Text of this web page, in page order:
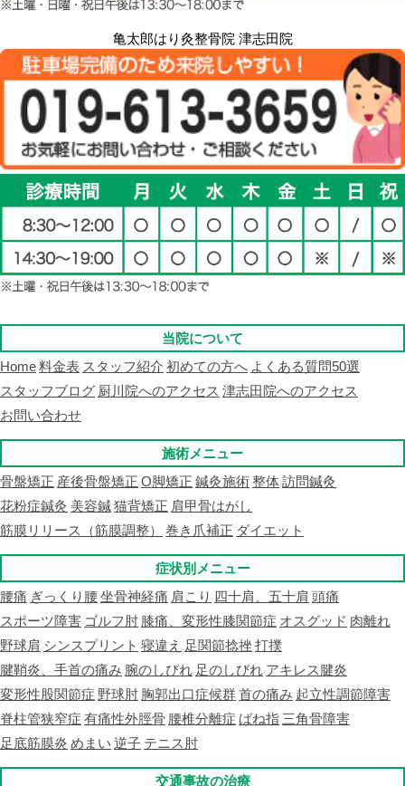
亀太郎はり灸整骨院 津志田院
当院について
Home料金表 スタッフ紹介 初めての方へ よくある質問50選
スタッフブログ 厨川院へのアクセス 津志田院へのアクセス
お問い合わせ
施術メニュー
骨盤矯正 産後骨盤矯正 O脚矯正 鍼灸施術整体訪問鍼灸
花粉症鍼灸 美容鍼猫背矯正 肩甲骨はがし
筋膜リリース（筋膜調整）
巻き爪補正 ダイエット
症状別メニュー
腰痛 ぎっくり腰坐骨神経痛 肩こり 四十肩、五十肩 頭痛
スポーツ障害 ゴルフ肘 膝痛、変形性膝関節症 オスグッド 肉離れ
野球肩 シンスプリント 寝違え 足関節捻挫打撲
腱鞘炎、手首の痛み 腕のしびれ 足のしびれ アキレス腱炎
変形性股関節症 野球肘 胸郭出口症候群首の痛み 起立性調節障害
脊柱管狭窄症 有痛性外脛骨 腰椎分離症 ばね指 三角骨障害
足底筋膜炎 めまい 逆子 テニス肘
交通事故の治療